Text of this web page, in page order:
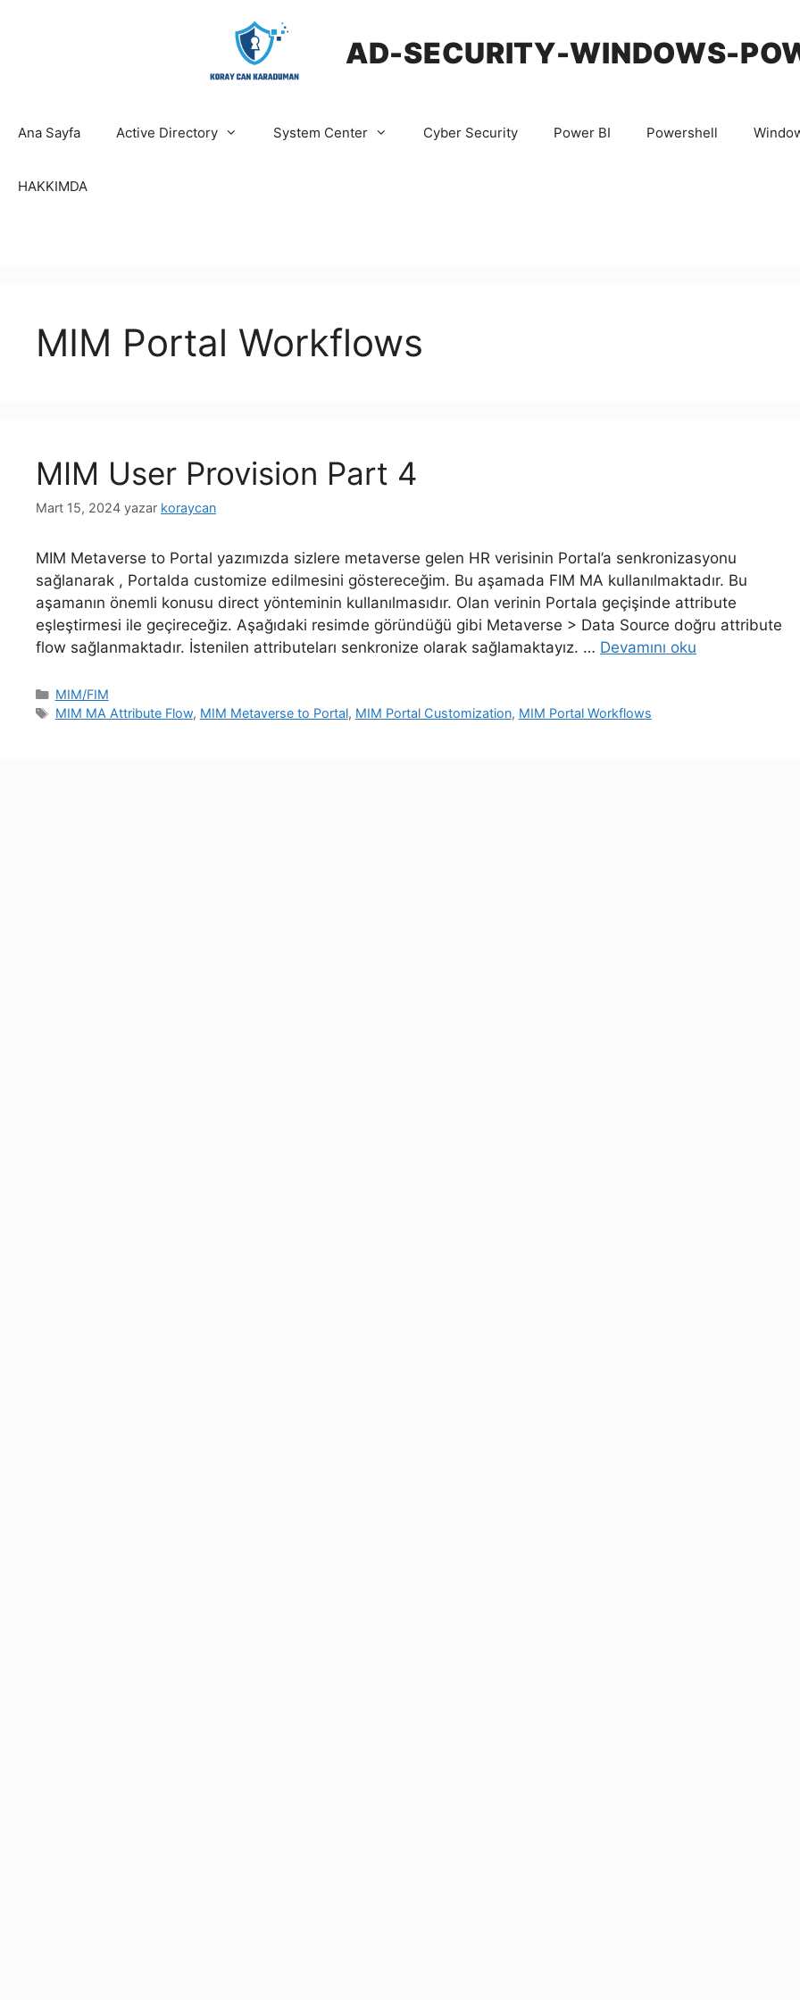
AD-SECURITY-WINDOWS-
Ana Sayfa Active Directory System Center Cyber Security Power BI Powershell
HAKKIMDA
MIM Portal Workflows
MIM User Provision Part 4
Mart 15, 2024 yazar koraycan
MIM Metaverse to Portal yazımızda sizlere metaverse gelen HR verisinin Portal’a senkronizasyonu
sağlanarak , Portalda customize edilmesini göstereceğim. Bu aşamada FIM MA kullanılmaktadır. Bu
aşamanın önemli konusu direct yönteminin kullanılmasıdır. Olan verinin Portala geçişinde attribute
eşleştirmesi ile geçireceğiz. Aşağıdaki resimde göründüğü gibi Metaverse > Data Source doğru attribute
flow sağlanmaktadır. İstenilen attributeları senkronize olarak sağlamaktayız. … Devamını oku
Kategoriler
MIM/FIM
Etiketler
MIM MA Attribute Flow, MIM Metaverse to Portal, MIM Portal Customization, MIM Portal Workflows